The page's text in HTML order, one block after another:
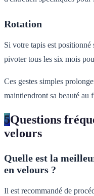
Rotation
Si votre tapis est positionné
pivoter tous les six mois
Ces gestes simples
maintiendront sa beauté au
5Questions
velours
Quelle est la
en velours ?
Il est recommandé de